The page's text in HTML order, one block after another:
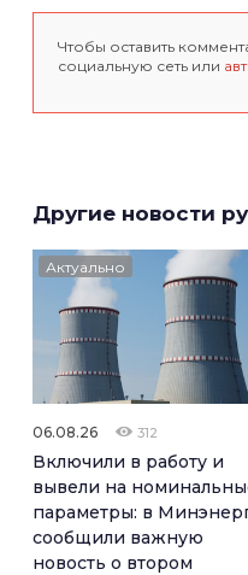
Чтобы оставить
социальную сеть или
Другие новости
Актуально
06.08.26 312
Включили в работу и
вывели на
параметры: в
сообщили важную
новость о втором